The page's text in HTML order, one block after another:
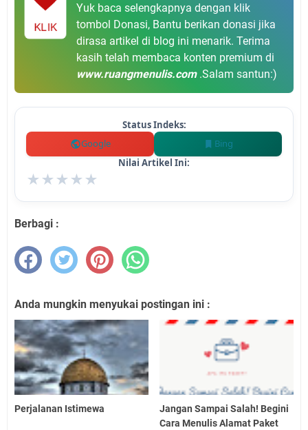
KLIK
Yuk baca selengkapnya dengan klik
tombol Donasi, Bantu berikan donasi jika
dirasa artikel di blog ini menarik. Terima
kasih telah membaca konten premium di
www.ruangmenulis.com .Salam santun:)
Status Indeks:
Google
Bing
Nilai Artikel Ini:
★★★★★
Berbagi :
Anda mungkin menyukai postingan ini :
Perjalanan Istimewa
Jangan Sampai Salah! Begini
Cara Menulis Alamat Paket